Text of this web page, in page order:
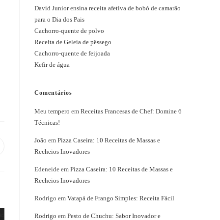
David Junior ensina receita afetiva de bobó de camarão
para o Dia dos Pais
Cachorro-quente de polvo
Receita de Geleia de pêssego
Cachorro-quente de feijoada
Kefir de água
Comentários
Meu tempero em Receitas Francesas de Chef: Domine 6
Técnicas!
João em Pizza Caseira: 10 Receitas de Massas e
Recheios Inovadores
Edeneide em Pizza Caseira: 10 Receitas de Massas e
Recheios Inovadores
Rodrigo em Vatapá de Frango Simples: Receita Fácil
Rodrigo em Pesto de Chuchu: Sabor Inovador e